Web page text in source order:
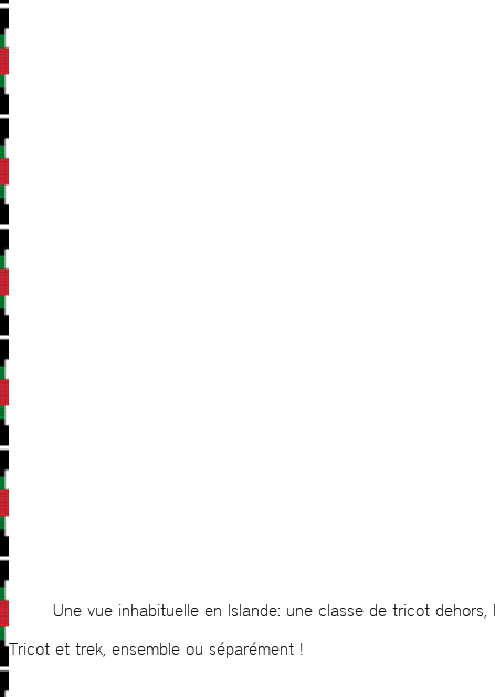
Une vue inhabituelle en Islande: une classe de tricot
Tricot et trek, ensemble ou séparément !